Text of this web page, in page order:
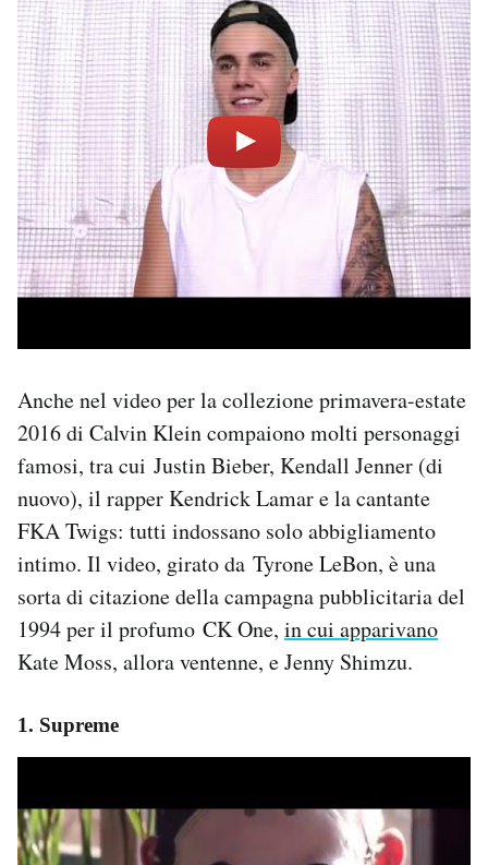
Anche nel video per la collezione primavera-estate
2016 di Calvin Klein compaiono molti personaggi
famosi, tra cui Justin Bieber, Kendall Jenner (di
nuovo), il rapper Kendrick Lamar e la cantante
FKA Twigs: tutti indossano solo abbigliamento
intimo. Il video, girato da Tyrone LeBon, è una
sorta di citazione della campagna pubblicitaria del
1994 per il profumo CK One, in cui apparivano
Kate Moss, allora ventenne, e Jenny Shimzu.
1. Supreme